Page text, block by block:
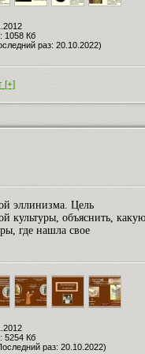
1058 Кб
раз: 20.10.2022)
[+]
эллинизма. Цель
культуры, объяснить,
где нашла свое
5254 Кб
раз: 20.10.2022)